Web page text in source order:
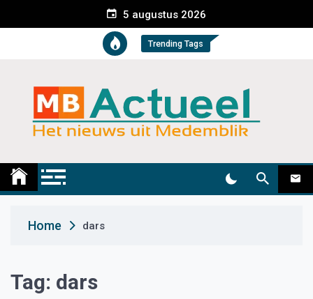
e
t
5 augustus 2026
Trending Tags
Medemblik Actueel
Home dars
Tag: dars